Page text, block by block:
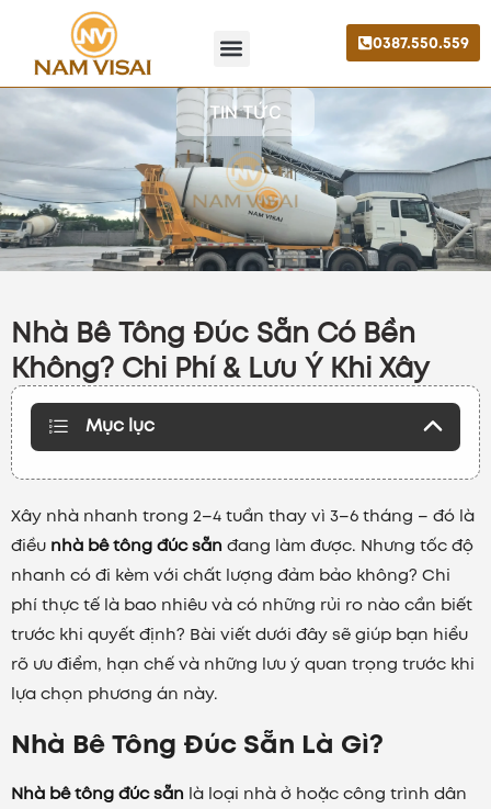
0387.550.559
TIN TỨC
Nhà Bê Tông Đúc Sẵn Có Bền
Không? Chi Phí & Lưu Ý Khi Xây
Mục lục
Xây nhà nhanh trong 2–4 tuần thay vì 3–6 tháng – đó là
điều nhà bê tông đúc sẵn đang làm được. Nhưng tốc độ
nhanh có đi kèm với chất lượng đảm bảo không? Chi
phí thực tế là bao nhiêu và có những rủi ro nào cần biết
trước khi quyết định? Bài viết dưới đây sẽ giúp bạn hiểu
rõ ưu điểm, hạn chế và những lưu ý quan trọng trước khi
lựa chọn phương án này.
Nhà Bê Tông Đúc Sẵn Là Gì?
Nhà bê tông đúc sẵn là loại nhà ở hoặc công trình dân